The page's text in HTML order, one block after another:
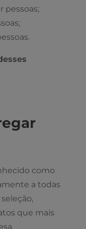
pessoas;
como
a todas
que mais